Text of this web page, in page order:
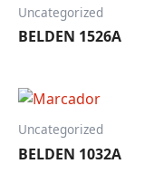
Uncategorized
BELDEN 1526A
Uncategorized
BELDEN 1032A